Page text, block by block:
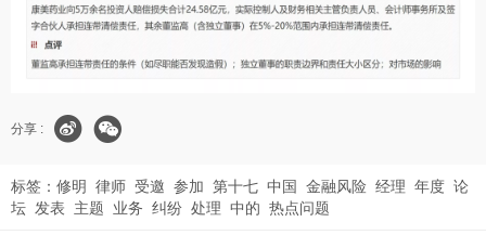
分享 :
标签： 修明 律师 受邀 参加 第十七 中国 金融风险 经理 年度 论
坛 发表 主题 业务 纠纷 处理 中的 热点问题